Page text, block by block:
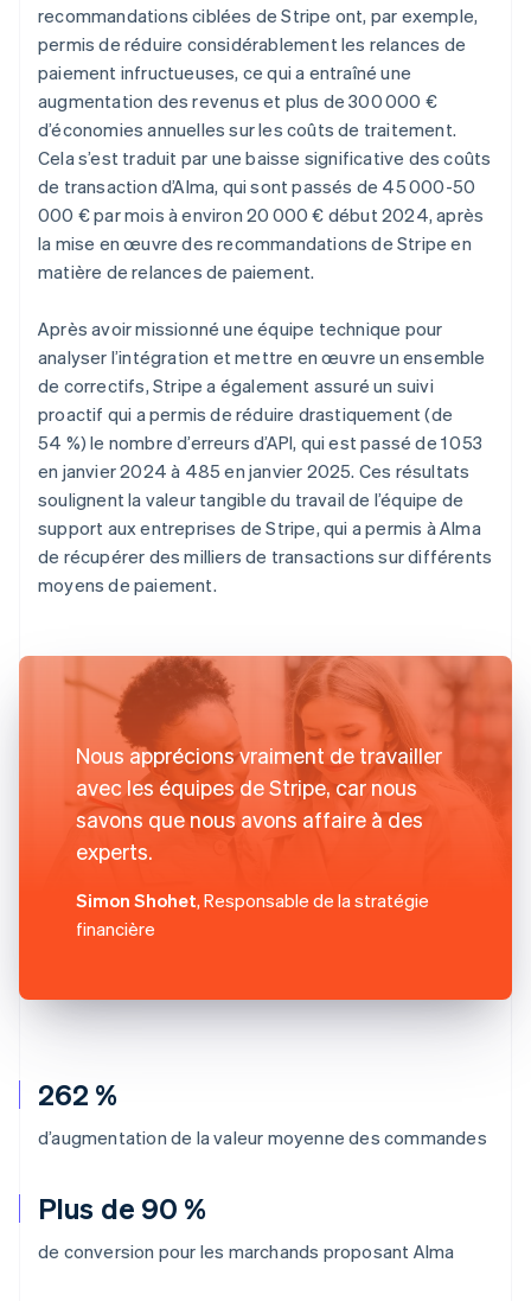
262 %
d’augmentation de la valeur moyenne des commandes
Plus de 90 %
de conversion pour les marchands proposant Alma
recommandations ciblées de Stripe ont, par exemple,
permis de réduire considérablement les relances de
paiement infructueuses, ce qui a entraîné une
augmentation des revenus et plus de 300 000 €
d’économies annuelles sur les coûts de traitement.
Cela s’est traduit par une baisse significative des coûts
de transaction d’Alma, qui sont passés de 45 000-50
000 € par mois à environ 20 000 € début 2024, après
la mise en œuvre des recommandations de Stripe en
matière de relances de paiement.
Après avoir missionné une équipe technique pour
analyser l’intégration et mettre en œuvre un ensemble
de correctifs, Stripe a également assuré un suivi
proactif qui a permis de réduire drastiquement (de
54 %) le nombre d’erreurs d’API, qui est passé de 1 053
en janvier 2024 à 485 en janvier 2025. Ces résultats
soulignent la valeur tangible du travail de l’équipe de
support aux entreprises de Stripe, qui a permis à Alma
de récupérer des milliers de transactions sur différents
moyens de paiement.
Nous apprécions vraiment de travailler
avec les équipes de Stripe, car nous
savons que nous avons affaire à des
experts.
Simon Shohet, Responsable de la stratégie
financière